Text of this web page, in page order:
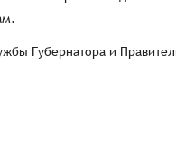
Губернатора и